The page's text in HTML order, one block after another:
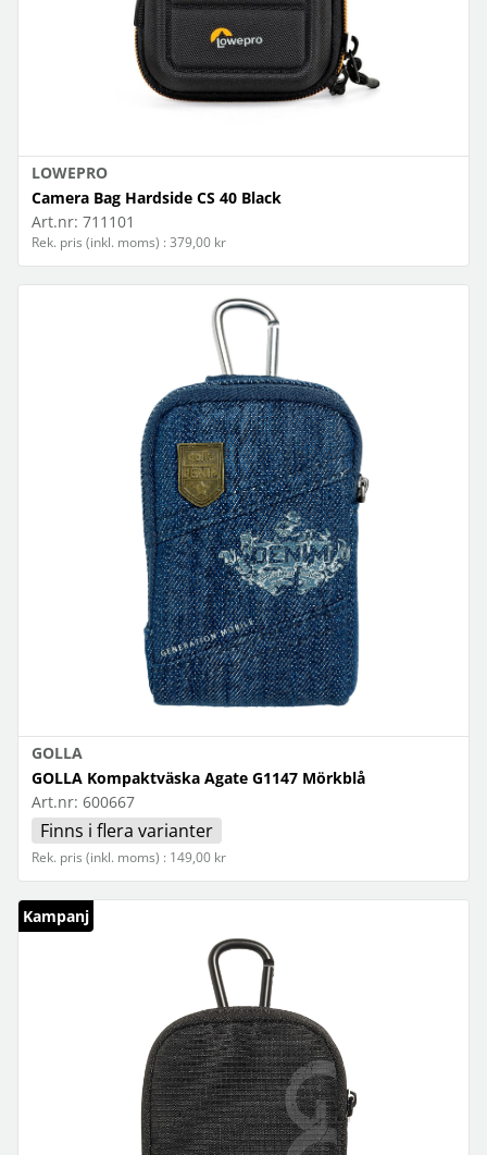
LOWEPRO
Camera Bag Hardside CS 40 Black
Art.nr: 711101
Rek. pris (inkl. moms) : 379,00 kr
GOLLA
GOLLA Kompaktväska Agate G1147 Mörkblå
Art.nr: 600667
Finns i flera varianter
Rek. pris (inkl. moms) : 149,00 kr
Kampanj